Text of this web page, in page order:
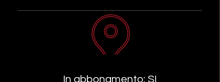
In abbonamento: SI